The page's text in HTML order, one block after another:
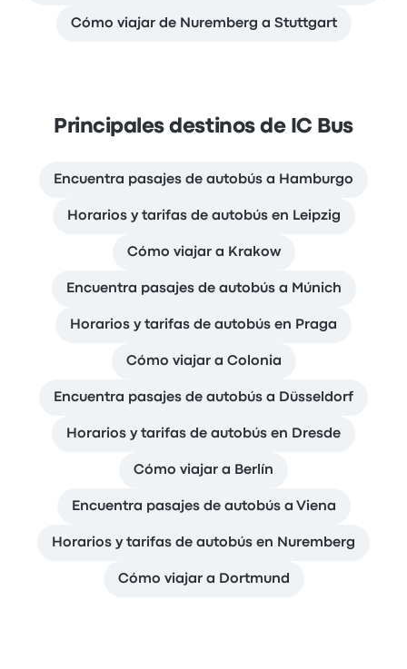
Cómo viajar de Nuremberg a Stuttgart
Principales destinos de IC Bus
Encuentra pasajes de autobús a Hamburgo
Horarios y tarifas de autobús en Leipzig
Cómo viajar a Krakow
Encuentra pasajes de autobús a Múnich
Horarios y tarifas de autobús en Praga
Cómo viajar a Colonia
Encuentra pasajes de autobús a Düsseldorf
Horarios y tarifas de autobús en Dresde
Cómo viajar a Berlín
Encuentra pasajes de autobús a Viena
Horarios y tarifas de autobús en Nuremberg
Cómo viajar a Dortmund